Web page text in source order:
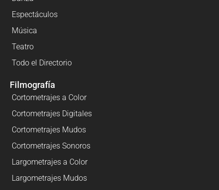
Espectáculos
Música
Teatro
Todo el Directorio
Filmografía
Cortometrajes a Color
Cortometrajes Digitales
Cortometrajes Mudos
Cortometrajes Sonoros
Largometrajes a Color
Largometrajes Mudos